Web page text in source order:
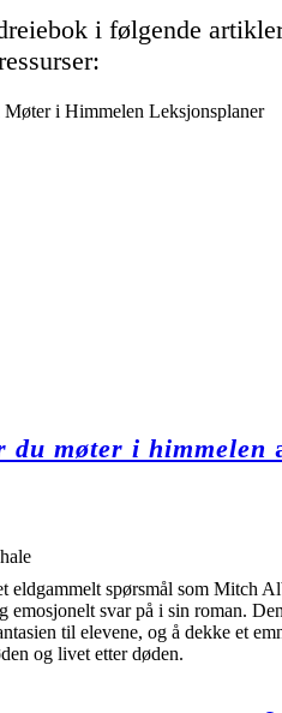
i følgende
du møter i himmelen
eldgammelt spørsmål som Mitch
emosjonelt svar på i sin roman.
til elevene, og å dekke et
og livet etter døden.